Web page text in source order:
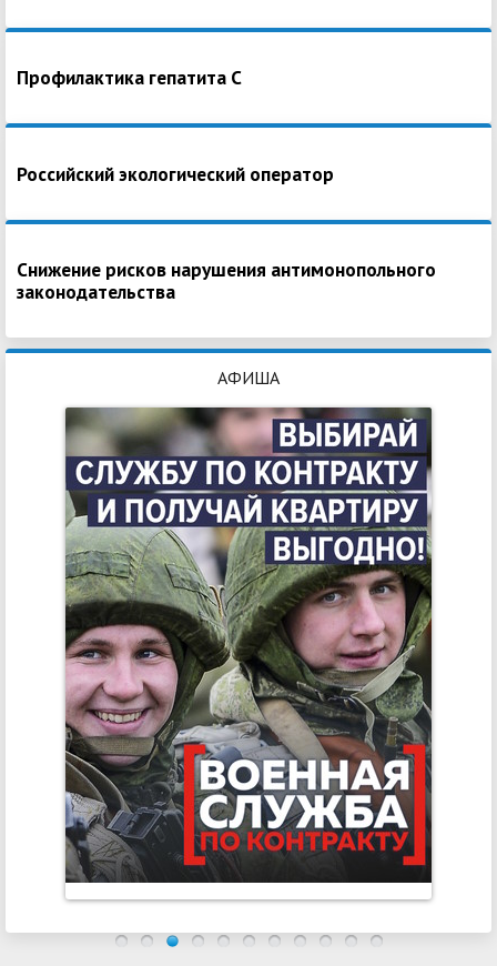
Профилактика гепатита С
Российский экологический оператор
Снижение рисков нарушения антимонопольного
законодательства
АФИША